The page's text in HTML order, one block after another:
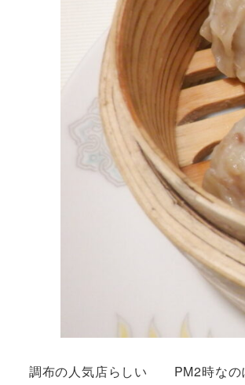
調布の人気店らしい PM2時なの